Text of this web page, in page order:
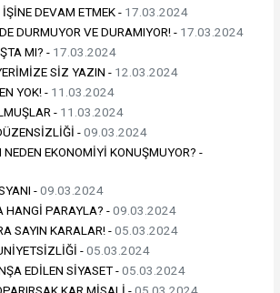
DEVAM ETMEK - 17.03.2024
DURMUYOR VE DURAMIYOR! - 17.03.2024
MI? - 17.03.2024
SİZ YAZIN - 12.03.2024
YOK! - 11.03.2024
- 11.03.2024
-09.03.2024
EKONOMİYİ KONUŞMUYOR? -
-09.03.2024
HANGİ PARAYLA? -09.03.2024
SAYIN KARALAR! -05.03.2024
-05.03.2024
EDİLEN SİYASET -05.03.2024